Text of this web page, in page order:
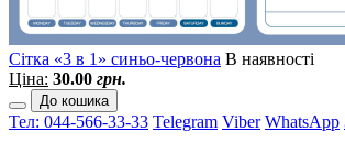
Сітка «3 в 1» синьо-червона В наявності
Ціна: 30.00 грн.
До кошика
Тел: 044-566-33-33 Telegram Viber WhatsApp